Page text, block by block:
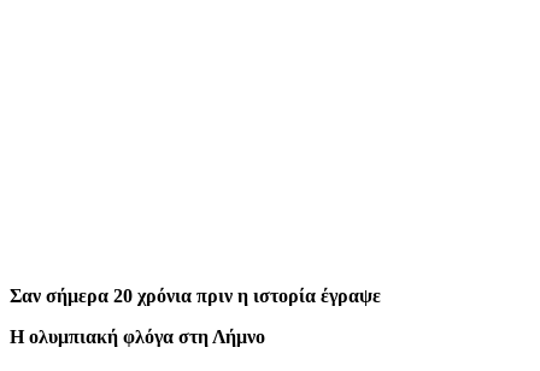
Σαν σήμερα 20 χρόνια πριν η ιστορία έγραψε
Η ολυμπιακή φλόγα στη Λήμνο